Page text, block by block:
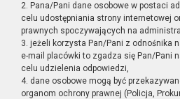
2. Pana/Pani dane osobowe w postaci
celu udostępniania strony internetowej
prawnych spoczywających na
3. jeżeli korzysta Pan/Pani z odnośnika
e-mail placówki to zgadza się Pan/Pani
celu udzielenia odpowiedzi,
4. dane osobowe mogą być
organom ochrony prawnej (Policja,